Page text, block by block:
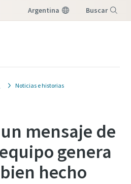
Argentina Buscar
Noticias e historias
mensaje de
genera
hecho